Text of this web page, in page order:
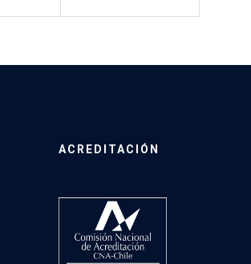
ACREDITACIÓN